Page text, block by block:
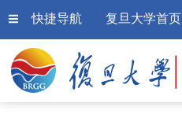
快捷导航 复旦大学首页